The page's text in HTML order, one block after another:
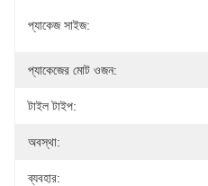
প্যাকেজ সাইজ:
প্যাকেজের মোট ওজন:
টাইল টাইপ:
অবস্থা:
ব্যবহার: